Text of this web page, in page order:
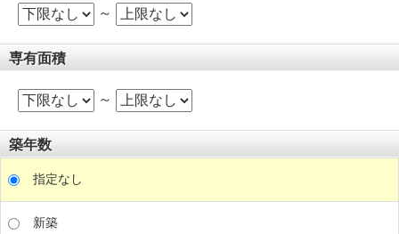
～
専有面積
～
築年数
指定なし
新築